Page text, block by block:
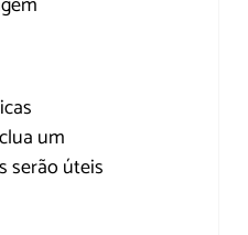
um
serão úteis